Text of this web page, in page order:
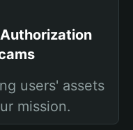
users' assets
mission.